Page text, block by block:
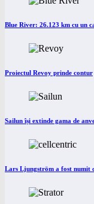
Blue River: 26.123 km cu un
Proiectul Revoy prinde contur
Sailun își extinde gama de
Lars Ljungström a fost numit